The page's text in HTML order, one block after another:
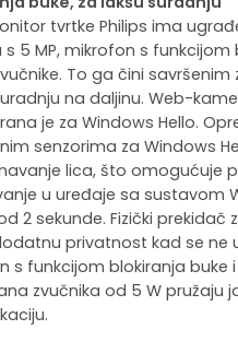
tvrtke Philips ima
s 5 MP, mikrofon s funkcijom
To ga čini savršenim
na daljinu. Web-
je za Windows Hello.
senzorima za Windows
lica, što omogućuje
u uređaje sa sustavom
2 sekunde. Fizički prekidač
privatnost kad se ne
s funkcijom blokiranja buke
zvučnika od 5 W pružaju